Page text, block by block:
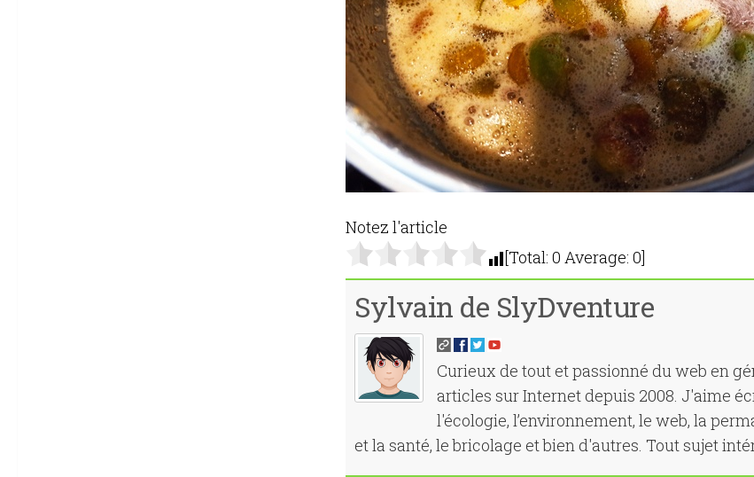
Notez l'article
[Total: 0 Average: 0]
Sylvain de SlyDventure
Curieux de tout et passionné du web en
articles sur Internet depuis 2008. J'aime
l'écologie, l’environnement, le web, la
et la santé, le bricolage et bien d'autres. Tout sujet